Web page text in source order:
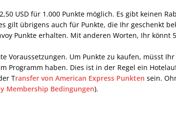
USD für 1.000 Punkte möglich. Es gibt keinen
gilt übrigens auch für Punkte, die Ihr geschenkt
Punkte erhalten. Mit anderen Worten, Ihr könnt
Voraussetzungen. Um Punkte zu kaufen, müsst
Programm haben. Dies ist in der Regel ein
Transfer von American Express Punkten sein.
Membership Bedingungen).